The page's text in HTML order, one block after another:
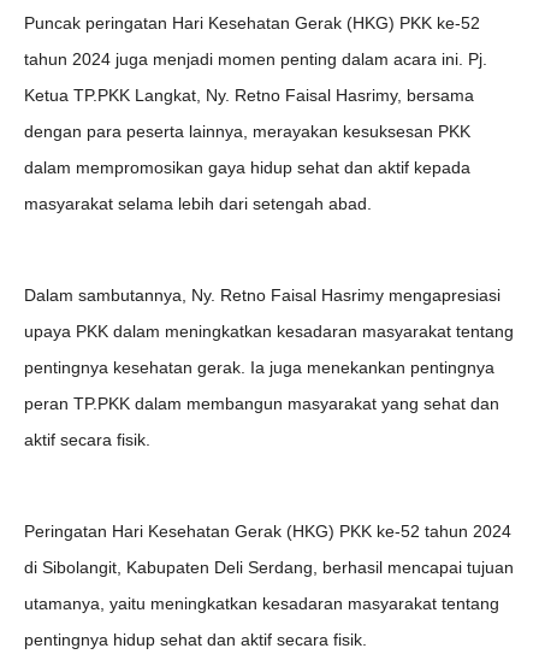
Puncak peringatan Hari Kesehatan Gerak (HKG) PKK ke-52
tahun 2024 juga menjadi momen penting dalam acara ini. Pj.
Ketua TP.PKK Langkat, Ny. Retno Faisal Hasrimy, bersama
dengan para peserta lainnya, merayakan kesuksesan PKK
dalam mempromosikan gaya hidup sehat dan aktif kepada
masyarakat selama lebih dari setengah abad.
Dalam sambutannya, Ny. Retno Faisal Hasrimy mengapresiasi
upaya PKK dalam meningkatkan kesadaran masyarakat tentang
pentingnya kesehatan gerak. Ia juga menekankan pentingnya
peran TP.PKK dalam membangun masyarakat yang sehat dan
aktif secara fisik.
Peringatan Hari Kesehatan Gerak (HKG) PKK ke-52 tahun 2024
di Sibolangit, Kabupaten Deli Serdang, berhasil mencapai tujuan
utamanya, yaitu meningkatkan kesadaran masyarakat tentang
pentingnya hidup sehat dan aktif secara fisik.